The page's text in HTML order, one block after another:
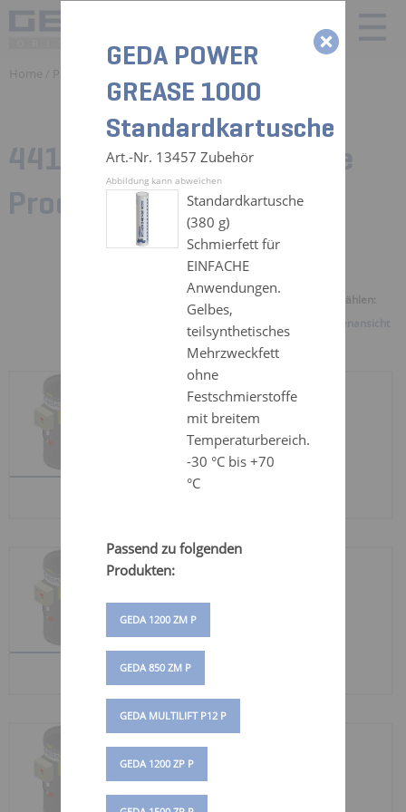
Home Produkte
GEDA POWER
GREASE 1000
Standardkartusche
Art.-Nr. 13457 Zubehör
Abbildung kann abweichen
Standardkartusche
(380 g)
Schmierfett für
EINFACHE
Anwendungen.
Gelbes,
teilsynthetisches
Mehrzweckfett
ohne
Festschmierstoffe
mit breitem
Temperaturbereich.
-30 °C bis +70
°C
Passend zu folgenden
Produkten:
GEDA 1200 ZM P
GEDA 850 ZM P
GEDA MULTILIFT P12 P
GEDA 1200 ZP P
441 Zubehörteile für:
Alle
Produkte
Ansicht auswählen:
Galerieansicht
Listenansicht
KABELTOPF 25 M
Art.-Nr. 01083
Kabeltopf mit
Schleppkabel 25 m
Förderhöhe
KABELTOPF 50 M
Art.-Nr. 01084
Kabeltopf mit
Schleppkabel 50 m
Förderhöhe
KABELTOPF 75 M
Art.-Nr. 01085